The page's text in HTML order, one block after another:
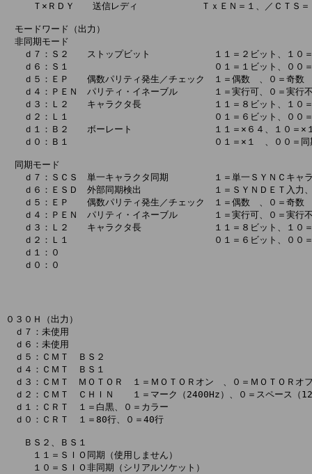
Ｔ×ＲＤＹ　　送信レディ　　　　　　　ＴｘＥＮ＝１、／ＣＴＳ＝
モードワード（出力）
非同期モード
ｄ７：Ｓ２　　ストップビット　　　　　　　１１＝２ビット、１０
ｄ６：Ｓ１　　　　　　　　　　　　　　　　０１＝１ビット、００
ｄ５：ＥＰ　　偶数パリティ発生／チェック　１＝偶数　、０＝奇数
ｄ４：ＰＥＮ　パリティ・イネーブル　　　　１＝実行可、０＝実行
ｄ３：Ｌ２　　キャラクタ長　　　　　　　　１１＝８ビット、１０
ｄ２：Ｌ１　　　　　　　　　　　　　　　　０１＝６ビット、００
ｄ１：Ｂ２　　ボーレート　　　　　　　　　１１＝×６４、１０＝×
ｄ０：Ｂ１　　　　　　　　　　　　　　　　０１＝×１　、００＝同
同期モード
ｄ７：ＳＣＳ　単一キャラクタ同期　　　　　１＝単一ＳＹＮＣキャ
ｄ６：ＥＳＤ　外部同期検出　　　　　　　　１＝ＳＹＮＤＥＴ入力
ｄ５：ＥＰ　　偶数パリティ発生／チェック　１＝偶数　、０＝奇数
ｄ４：ＰＥＮ　パリティ・イネーブル　　　　１＝実行可、０＝実行
ｄ３：Ｌ２　　キャラクタ長　　　　　　　　１１＝８ビット、１０
ｄ２：Ｌ１　　　　　　　　　　　　　　　　０１＝６ビット、００
ｄ１：０
ｄ０：０
０３０Ｈ（出力）
ｄ７：未使用
ｄ６：未使用
ｄ５：ＣＭＴ　ＢＳ２
ｄ４：ＣＭＴ　ＢＳ１
ｄ３：ＣＭＴ　ＭＯＴＯＲ　１＝ＭＯＴＯＲオン　、０＝ＭＯＴＯＲオ
ｄ２：ＣＭＴ　ＣＨＩＮ　　１＝マーク（2400Hz）、０＝スペース（
ｄ１：ＣＲＴ　１＝白黒、０＝カラー
ｄ０：ＣＲＴ　１＝80行、０＝40行
ＢＳ２、ＢＳ１
１１＝ＳＩＯ同期（使用しません）
１０＝ＳＩＯ非同期（シリアルソケット）